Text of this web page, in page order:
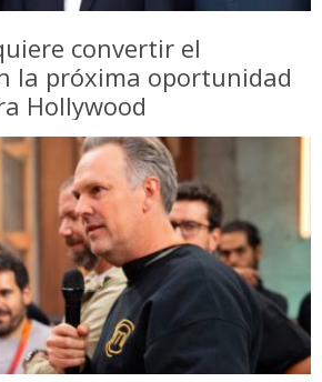
convertir el
la próxima oportunidad
Hollywood